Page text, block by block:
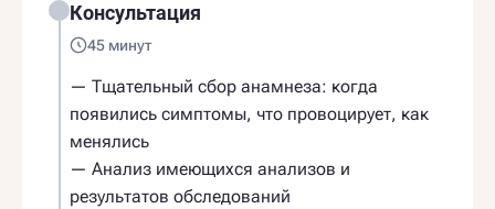
Консультация
45 минут
— Тщательный сбор анамнеза: когда
появились симптомы, что провоцирует, как
менялись
— Анализ имеющихся анализов и
результатов обследований